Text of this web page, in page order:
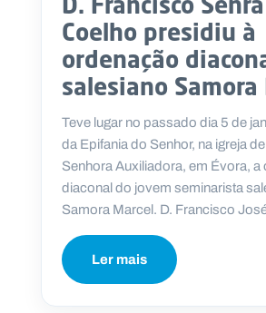
Coelho presidiu à
ordenação
salesiano Samora
Teve lugar no passado dia 5 de
da Epifania do Senhor, na igreja
Senhora Auxiliadora, em Évora,
diaconal do jovem seminarista
Samora Marcel. D. Francisco
Ler mais